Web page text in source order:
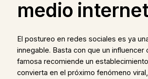
medio internet
El postureo en redes sociales es ya
innegable. Basta con que un influencer
famosa recomiende un
convierta en el próximo fenómeno